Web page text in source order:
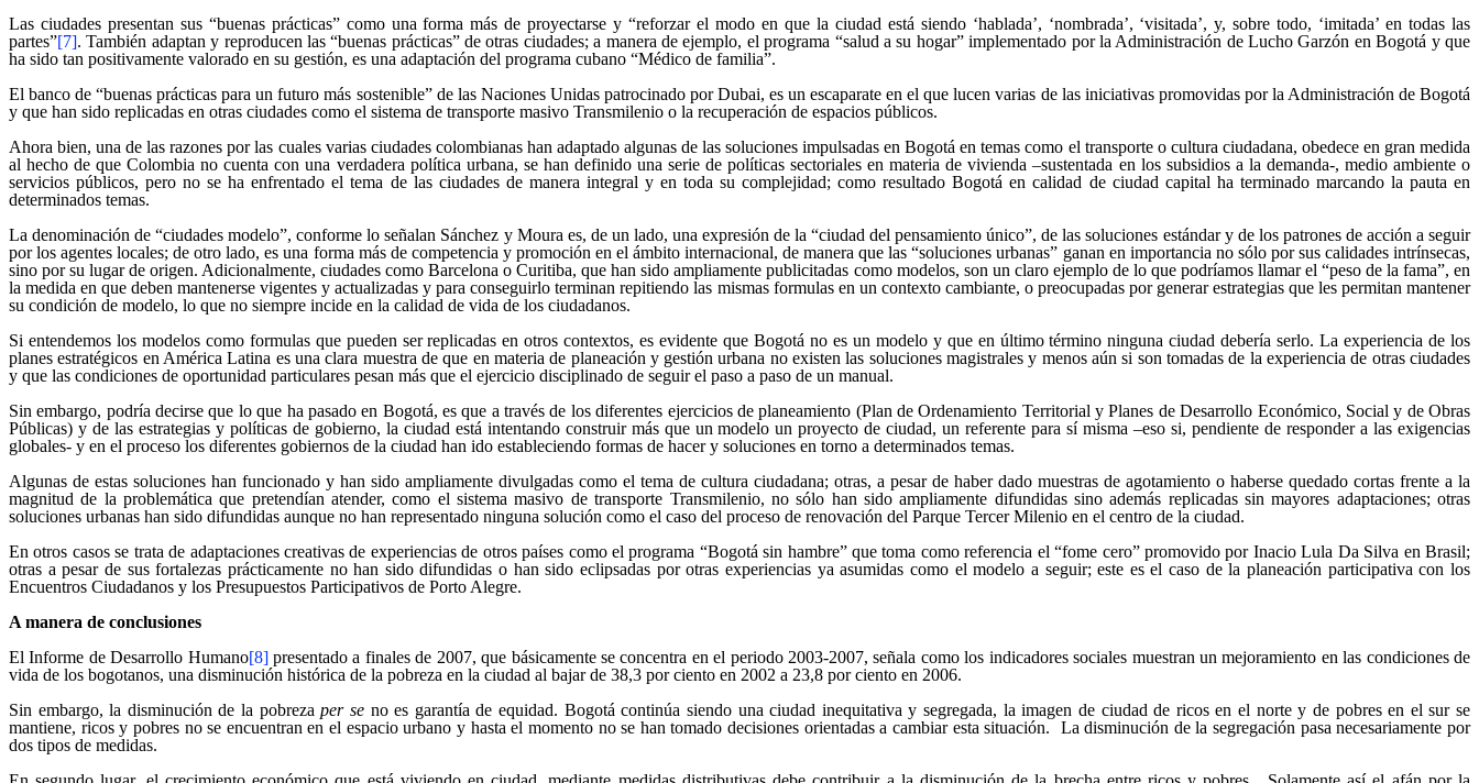
Las ciudades presentan sus “buenas prácticas” como una forma más de proyectarse y “reforzar el modo en que la ciudad está siendo ‘hablada’, ‘nombrada’, ‘visitada’, y, sobre todo, ‘imitada’ en todas las
partes”[7]. También adaptan y reproducen las “buenas prácticas” de otras ciudades; a manera de ejemplo, el programa “salud a su hogar” implementado por la Administración de Lucho Garzón en Bogotá y que
ha sido tan positivamente valorado en su gestión, es una adaptación del programa cubano “Médico de familia”.
El banco de “buenas prácticas para un futuro más sostenible” de las Naciones Unidas patrocinado por Dubai, es un escaparate en el que lucen varias de las iniciativas promovidas por la Administración de Bogotá
y que han sido replicadas en otras ciudades como el sistema de transporte masivo Transmilenio o la recuperación de espacios públicos.
Ahora bien, una de las razones por las cuales varias ciudades colombianas han adaptado algunas de las soluciones impulsadas en Bogotá en temas como el transporte o cultura ciudadana, obedece en gran medida
al hecho de que Colombia no cuenta con una verdadera política urbana, se han definido una serie de políticas sectoriales en materia de vivienda –sustentada en los subsidios a la demanda-, medio ambiente o
servicios públicos, pero no se ha enfrentado el tema de las ciudades de manera integral y en toda su complejidad; como resultado Bogotá en calidad de ciudad capital ha terminado marcando la pauta en
determinados temas.
La denominación de “ciudades modelo”, conforme lo señalan Sánchez y Moura es, de un lado, una expresión de la “ciudad del pensamiento único”, de las soluciones estándar y de los patrones de acción a seguir
por los agentes locales; de otro lado, es una forma más de competencia y promoción en el ámbito internacional, de manera que las “soluciones urbanas” ganan en importancia no sólo por sus calidades intrínsecas,
sino por su lugar de origen. Adicionalmente, ciudades como Barcelona o Curitiba, que han sido ampliamente publicitadas como modelos, son un claro ejemplo de lo que podríamos llamar el “peso de la fama”, en
la medida en que deben mantenerse vigentes y actualizadas y para conseguirlo terminan repitiendo las mismas formulas en un contexto cambiante, o preocupadas por generar estrategias que les permitan mantener
su condición de modelo, lo que no siempre incide en la calidad de vida de los ciudadanos.
Si entendemos los modelos como formulas que pueden ser replicadas en otros contextos, es evidente que Bogotá no es un modelo y que en último término ninguna ciudad debería serlo. La experiencia de los
planes estratégicos en América Latina es una clara muestra de que en materia de planeación y gestión urbana no existen las soluciones magistrales y menos aún si son tomadas de la experiencia de otras ciudades
y que las condiciones de oportunidad particulares pesan más que el ejercicio disciplinado de seguir el paso a paso de un manual.
Sin embargo, podría decirse que lo que ha pasado en Bogotá, es que a través de los diferentes ejercicios de planeamiento (Plan de Ordenamiento Territorial y Planes de Desarrollo Económico, Social y de Obras
Públicas) y de las estrategias y políticas de gobierno, la ciudad está intentando construir más que un modelo un proyecto de ciudad, un referente para sí misma –eso si, pendiente de responder a las exigencias
globales- y en el proceso los diferentes gobiernos de la ciudad han ido estableciendo formas de hacer y soluciones en torno a determinados temas.
Algunas de estas soluciones han funcionado y han sido ampliamente divulgadas como el tema de cultura ciudadana; otras, a pesar de haber dado muestras de agotamiento o haberse quedado cortas frente a la
magnitud de la problemática que pretendían atender, como el sistema masivo de transporte Transmilenio, no sólo han sido ampliamente difundidas sino además replicadas sin mayores adaptaciones; otras
soluciones urbanas han sido difundidas aunque no han representado ninguna solución como el caso del proceso de renovación del Parque Tercer Milenio en el centro de la ciudad.
En otros casos se trata de adaptaciones creativas de experiencias de otros países como el programa “Bogotá sin hambre” que toma como referencia el “fome cero” promovido por Inacio Lula Da Silva en Brasil;
otras a pesar de sus fortalezas prácticamente no han sido difundidas o han sido eclipsadas por otras experiencias ya asumidas como el modelo a seguir; este es el caso de la planeación participativa con los
Encuentros Ciudadanos y los Presupuestos Participativos de Porto Alegre.
A manera de conclusiones
El Informe de Desarrollo Humano[8]presentado a finales de 2007, que básicamente se concentra en el periodo 2003-2007, señala como los indicadores sociales muestran un mejoramiento en las condiciones de
vida de los bogotanos, una disminución histórica de la pobreza en la ciudad al bajar de 38,3 por ciento en 2002 a 23,8 por ciento en 2006.
Sin embargo, la disminución de la pobrezaper se no es garantía de equidad. Bogotá continúa siendo una ciudad inequitativa y segregada, la imagen de ciudad de ricos en el norte y de pobres en el sur se
mantiene, ricos y pobres no se encuentran en el espacio urbano y hasta el momento no se han tomado decisiones orientadas a cambiar esta situación. La disminución de la segregación pasa necesariamente por
dos tipos de medidas.